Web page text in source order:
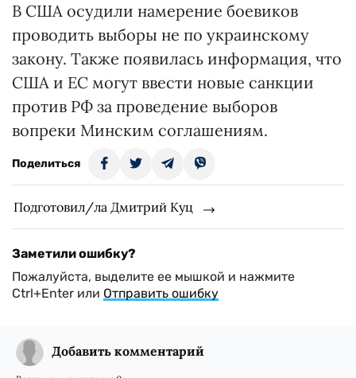
В США осудили намерение боевиков
проводить выборы не по украинскому
закону. Также появилась информация, что
США и ЕС могут ввести новые санкции
против РФ за проведение выборов
вопреки Минским соглашениям.
Поделиться
Подготовил/ла Дмитрий Куц
Заметили ошибку?
Пожалуйста, выделите ее мышкой и нажмите
Ctrl+Enter или Отправить ошибку
Добавить комментарий